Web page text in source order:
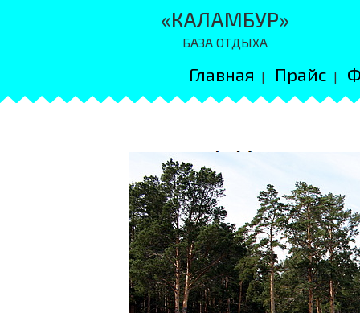
«КАЛАМБУР»
БАЗА ОТДЫХА
Главная | Прайс |